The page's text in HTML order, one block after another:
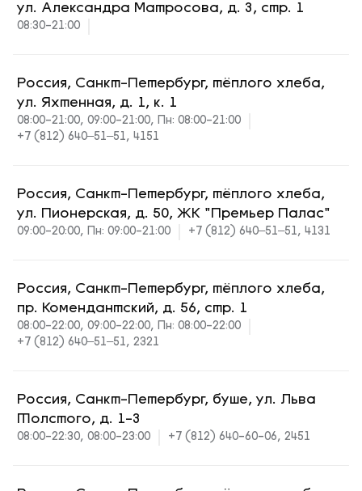
ул. Александра Матросова, д. 3, стр. 1
08:30-21:00
Россия, Санкт-Петербург, тёплого хлеба,
ул. Яхтенная, д. 1, к. 1
08:00-21:00, 09:00-21:00, Пн: 08:00-21:00
+7 (812) 640‒51‒51, 4151
Россия, Санкт-Петербург, тёплого хлеба,
ул. Пионерская, д. 50, ЖК "Премьер Палас"
09:00-20:00, Пн: 09:00-21:00 +7 (812) 640‒51‒51, 4131
Россия, Санкт-Петербург, тёплого хлеба,
пр. Комендантский, д. 56, стр. 1
08:00-22:00, 09:00-22:00, Пн: 08:00-22:00
+7 (812) 640‒51‒51, 2321
Россия, Санкт-Петербург, буше, ул. Льва
Толстого, д. 1-3
08:00-22:30, 08:00-23:00 +7 (812) 640-60-06, 2451